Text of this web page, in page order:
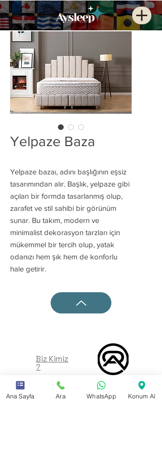
Yelpaze Baza
Yelpaze bazaı, adını başlığının eşsiz
tasarımından alır. Başlık, yelpaze gibi
açılan bir formda tasarlanmış olup,
zarafet ve stil sahibi bir görünüm
sunar. Bu takım, modern ve
minimalist dekorasyon tarzları için
mükemmel bir tercih olup, yatak
odanızı hem şık hem de konforlu
hale getirir.
Biz Kimiz
?
Ana Sayfa Ara WhatsApp Konum Al